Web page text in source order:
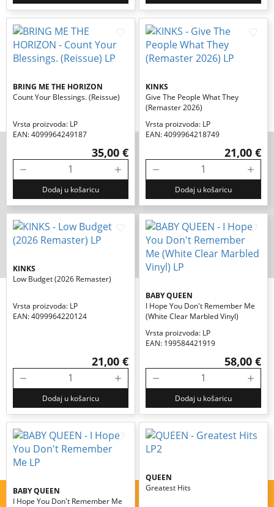
BRING ME THE HORIZON
Count Your Blessings. (reissue)
Vrsta proizvoda: LP
EAN: 4099964249187
35,00 €
Dodaj u košaricu
KINKS
Give The People What They
(remaster 2026)
Vrsta proizvoda: LP
EAN: 4099964218749
21,00 €
Dodaj u košaricu
KINKS
Low Budget (2026 Remaster)
Vrsta proizvoda: LP
EAN: 4099964220124
21,00 €
Dodaj u košaricu
BABY QUEEN
I Hope You Don't Remember Me
(white Clear Marbled Vinyl)
Vrsta proizvoda: LP
EAN: 199584421919
58,00 €
Dodaj u košaricu
BABY QUEEN
I Hope You Don't Remember Me
QUEEN
Greatest Hits